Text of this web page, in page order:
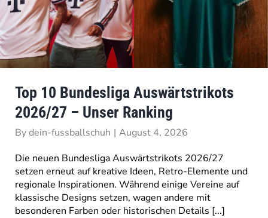
Top 10 Bundesliga Auswärtstrikots
2026/27 – Unser Ranking
Bydein-fussballschuh | August 4, 2026
Die neuen Bundesliga Auswärtstrikots 2026/27
setzen erneut auf kreative Ideen, Retro-Elemente und
regionale Inspirationen. Während einige Vereine auf
klassische Designs setzen, wagen andere mit
besonderen Farben oder historischen Details [...]